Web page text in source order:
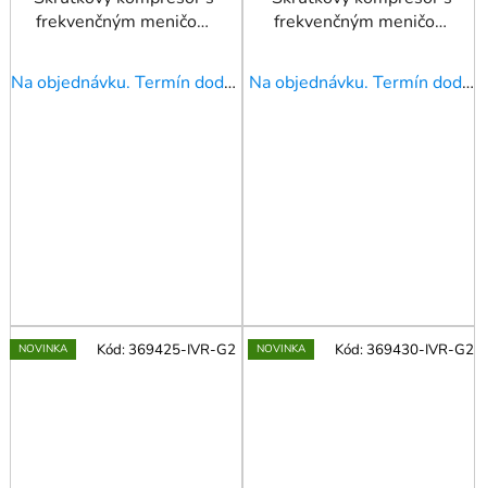
frekvenčným meničom
X 10 bar 7.5 kW 1050
l/ min 500
Na objednávku. Termín dodania upresníme!
frekvenčným meničom
kW 1500 l/min
Na objednávku. Termín dodania upresníme!
NOVINKA Kód:369425-IVR-G2 NOVINKA Kód:369430-IVR-G2